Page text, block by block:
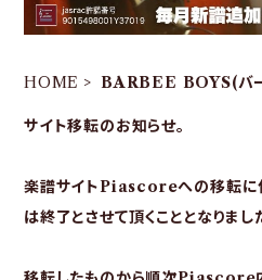
HOME BARBEE BOYS(バ
サイト移転のお知らせ。
楽譜サイトPiascoreへの移転に
は終了とさせて頂くこととなりまし